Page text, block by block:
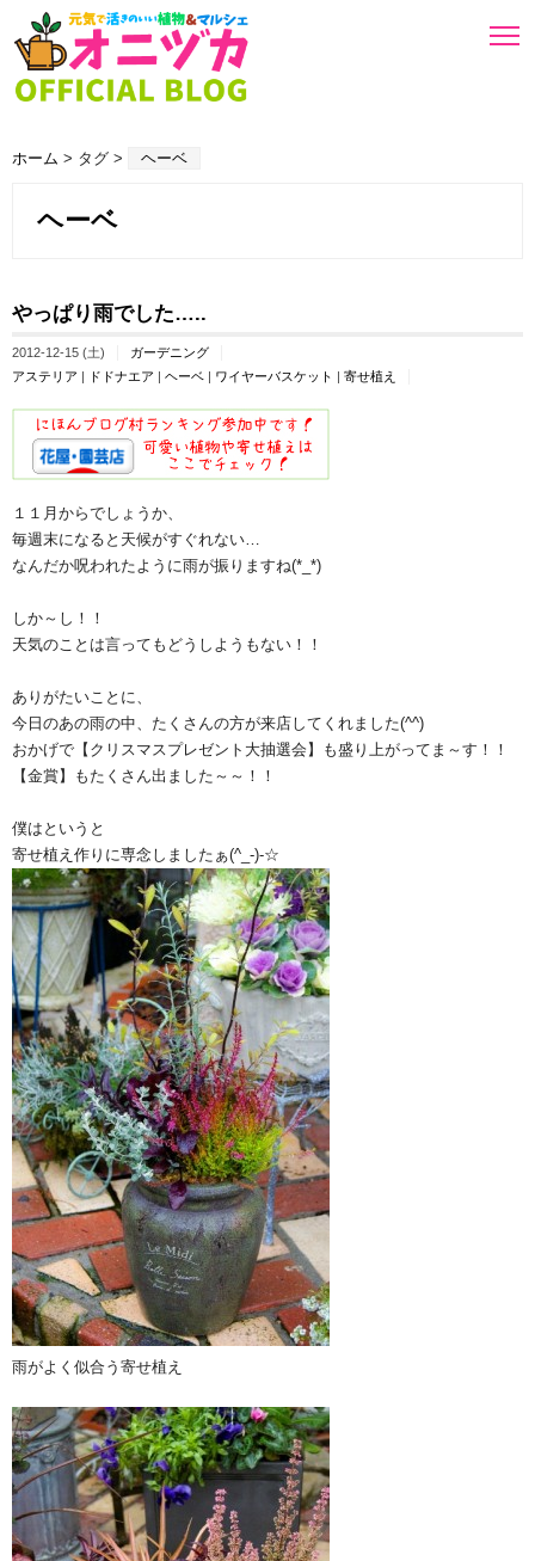
ホーム > タグ > ヘーベ
ヘーベ
やっぱり雨でした…..
2012-12-15 (土)
ガーデニング
アステリア | ドドナエア | ヘーベ | ワイヤーバスケット | 寄せ植え
１１月からでしょうか、
毎週末になると天候がすぐれない…
なんだか呪われたように雨が振りますね(*_*)
しか～し！！
天気のことは言ってもどうしようもない！！
ありがたいことに、
今日のあの雨の中、たくさんの方が来店してくれました(^^)
おかげで【クリスマスプレゼント大抽選会】も盛り上がってま～す！！
【金賞】もたくさん出ました～～！！
僕はというと
寄せ植え作りに専念しましたぁ(^_-)-☆
雨がよく似合う寄せ植え